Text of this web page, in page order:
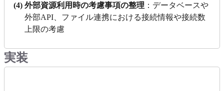
(4) 外部資源利用時の考慮事項の整理 ：データベースや
外部API、ファイル連携における接続情報や接続数
上限の考慮
実装